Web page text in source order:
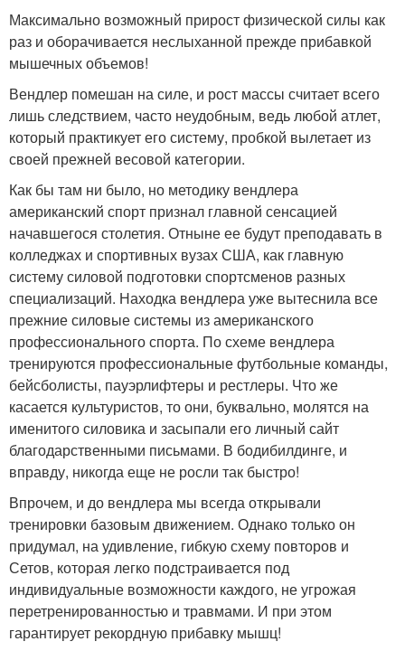
Максимально возможный прирост физической силы как
раз и оборачивается неслыханной прежде прибавкой
мышечных объемов!
Вендлер помешан на силе, и рост массы считает всего
лишь следствием, часто неудобным, ведь любой атлет,
который практикует его систему, пробкой вылетает из
своей прежней весовой категории.
Как бы там ни было, но методику вендлера
американский спорт признал главной сенсацией
начавшегося столетия. Отныне ее будут преподавать в
колледжах и спортивных вузах США, как главную
систему силовой подготовки спортсменов разных
специализаций. Находка вендлера уже вытеснила все
прежние силовые системы из американского
профессионального спорта. По схеме вендлера
тренируются профессиональные футбольные команды,
бейсболисты, пауэрлифтеры и рестлеры. Что же
касается культуристов, то они, буквально, молятся на
именитого силовика и засыпали его личный сайт
благодарственными письмами. В бодибилдинге, и
вправду, никогда еще не росли так быстро!
Впрочем, и до вендлера мы всегда открывали
тренировки базовым движением. Однако только он
придумал, на удивление, гибкую схему повторов и
Сетов, которая легко подстраивается под
индивидуальные возможности каждого, не угрожая
перетренированностью и травмами. И при этом
гарантирует рекордную прибавку мышц!